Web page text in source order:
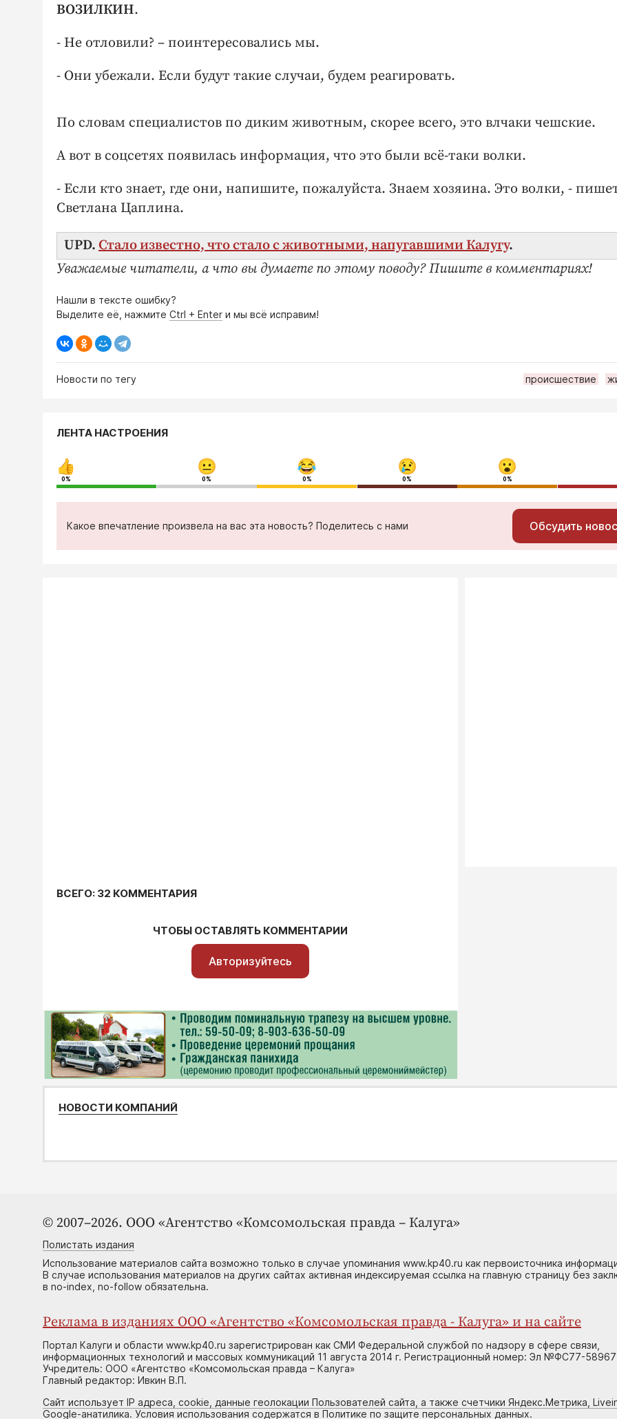
ВОЗИЛКИН.
- Не отловили? – поинтересовались мы.
- Они убежали. Если будут такие случаи, будем реагировать.
По словам специалистов по диким животным, скорее всего, это влчаки чешские.
А вот в соцсетях появилась информация, что это были всё-таки волки.
- Если кто знает, где они, напишите, пожалуйста. Знаем хозяина. Это волки, -
Светлана Цаплина.
UPD. Стало известно, что стало с животными, напугавшими Калугу.
Уважаемые читатели, а что вы думаете по этому поводу? Пишите в комментариях!
Нашли в тексте ошибку?
Выделите её, нажмите Ctrl + Enter и мы всё исправим!
Новости по тегу происшествие
ЛЕНТА НАСТРОЕНИЯ
0% 0% 0% 0% 0%
Какое впечатление произвела на вас эта новость? Поделитесь с нами Обсудить
ВСЕГО: 32 КОММЕНТАРИЯ
ЧТОБЫ ОСТАВЛЯТЬ КОММЕНТАРИИ
Авторизуйтесь
НОВОСТИ КОМПАНИЙ
© 2007–2026. ООО «Агентство «Комсомольская правда – Калуга»
Полистать издания
Использование материалов сайта возможно только в случае упоминания www.kp40.ru как первоисточника
В случае использования материалов на других сайтах активная индексируемая ссылка на главную страницу без
в no-index, no-follow обязательна.
Реклама в изданиях ООО «Агентство «Комсомольская правда - Калуга» и на сайте
Портал Калуги и области www.kp40.ru зарегистрирован как СМИ Федеральной службой по надзору в сфере связи,
информационных технологий и массовых коммуникаций 11 августа 2014 г. Регистрационный номер: Эл №ФС77-58967
Учредитель: ООО «Агентство «Комсомольская правда – Калуга»
Главный редактор: Ивкин В.П.
Сайт использует IP адреса, cookie, данные геолокации Пользователей сайта, а также счетчики Яндекс.Метрика,
Google-анатилика. Условия использования содержатся в Политике по защите персональных данных.